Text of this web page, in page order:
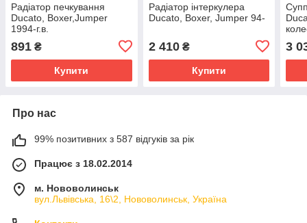
Радіатор печкування
Ducato, Boxer,Jumper
1994-г.в.
891 ₴
Купити
Радіатор інтеркулера
Ducato, Boxer, Jumper 94-
2 410₴
Купити
3
Про нас
99% позитивних з 587 відгуків за рік
Працює з 18.02.2014
м. Нововолинськ
вул.Львівська, 16\2, Нововолинськ, Україна